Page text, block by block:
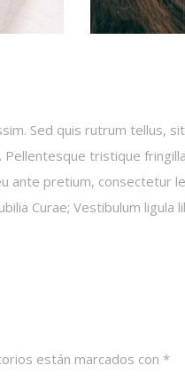
Sed quis rutrum tellus,
tristique
ante pretium,
Curae; Vestibulum
están marcados con *